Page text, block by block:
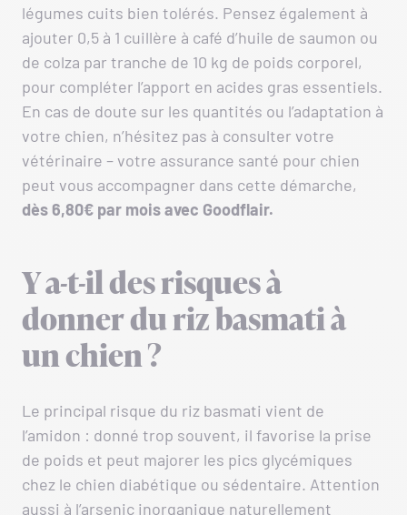
légumes cuits bien tolérés. Pensez également à
ajouter 0,5 à 1 cuillère à café d’huile de saumon ou
de colza par tranche de 10 kg de poids corporel,
pour compléter l’apport en acides gras essentiels.
En cas de doute sur les quantités ou l’adaptation à
votre chien, n’hésitez pas à consulter votre
vétérinaire – votre assurance santé pour chien
peut vous accompagner dans cette démarche,
dès 6,80€ par mois avec Goodflair.
Y a-t-il des risques à
donner du riz basmati à
un chien ?
Le principal risque du riz basmati vient de
l’amidon : donné trop souvent, il favorise la prise
de poids et peut majorer les pics glycémiques
chez le chien diabétique ou sédentaire. Attention
aussi à l’arsenic inorganique naturellement